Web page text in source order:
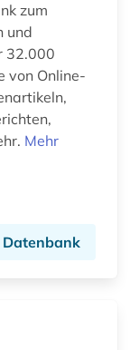
zum
und
32.000
von Online-
Mehr
Datenbank